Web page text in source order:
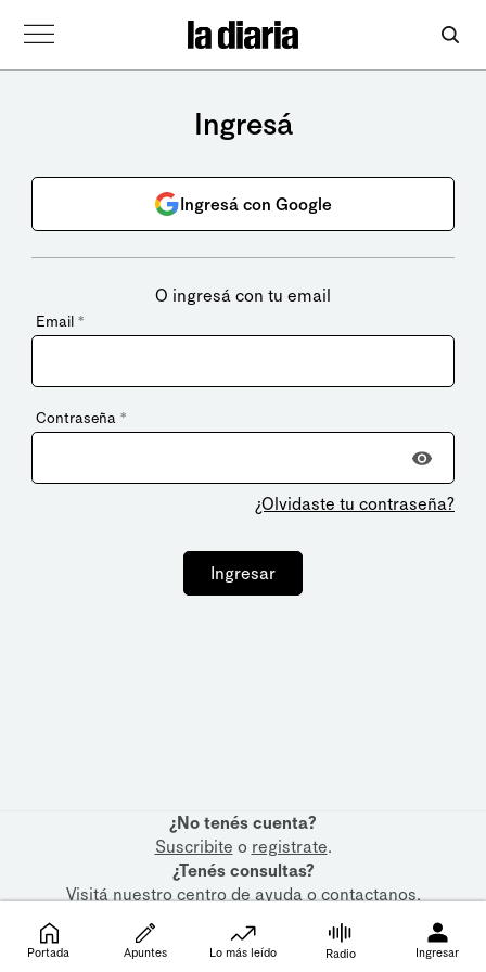
Ingresá
Ingresá con Google
O ingresá con tu email
Email *
Contraseña *
¿Olvidaste tu contraseña?
Ingresar
¿No tenés cuenta?
Suscribite o registrate.
¿Tenés consultas?
Visitá nuestrocentro de ayudaocontactanos.
Portada Apuntes Lo más leído Radio Ingresar